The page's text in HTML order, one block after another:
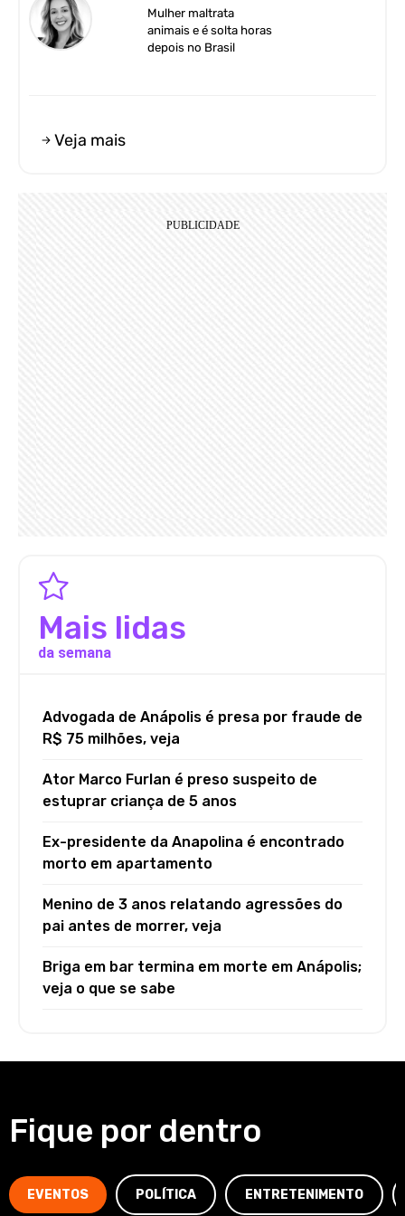
Mulher maltrata
animais e é solta horas
depois no Brasil
Veja mais
Mais lidas
da semana
Advogada de Anápolis é presa por fraude de
R$ 75 milhões, veja
Ator Marco Furlan é preso suspeito de
estuprar criança de 5 anos
Ex-presidente da Anapolina é encontrado
morto em apartamento
Menino de 3 anos relatando agressões do
pai antes de morrer, veja
Briga em bar termina em morte em Anápolis;
veja o que se sabe
Fique por dentro
EVENTOS POLÍTICA ENTRETENIMENTO